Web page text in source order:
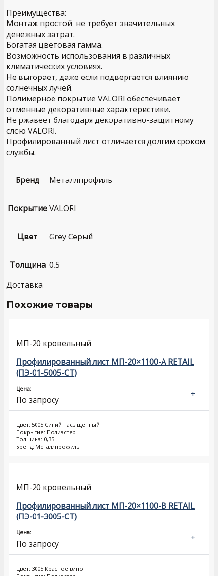
Преимущества:
Монтаж простой, не требует значительных
денежных затрат.
Богатая цветовая гамма.
Возможность использования в различных
климатических условиях.
Не выгорает, даже если подвергается влиянию
солнечных лучей.
Полимерное покрытие VALORI обеспечивает
отменные декоративные характеристики.
Не ржавеет благодаря декоративно-защитному
слою VALORI.
Профилированный лист отличается долгим сроком
службы.
Бренд Металлпрофиль
ПокрытиеVALORI
Цвет Grey Серый
Толщина 0,5
Доставка
Похожие товары
МП-20 кровельный
Профилированный лист МП-20×1100-A RETAIL
(ПЭ-01-5005-СТ)
Цена:
По запросу
Цвет: 5005 Синий насыщенный
Покрытие: Полиэстер
Толщина: 0,35
Бренд: Металлпрофиль
+
МП-20 кровельный
Профилированный лист МП-20×1100-B RETAIL
(ПЭ-01-3005-СТ)
Цена:
По запросу
Цвет: 3005 Красное вино
+